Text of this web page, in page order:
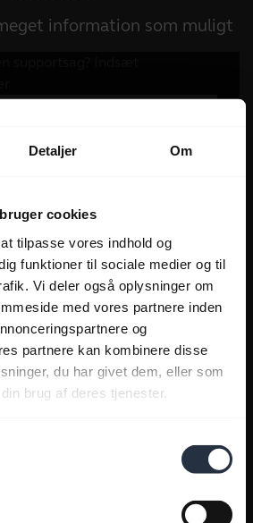
Detaljer Om
cookies
tilpasse vores indhold og
funktioner til sociale medier og til
Vi deler også oplysninger om
med vores partnere inden
og
partnere kan kombinere disse
du har givet dem, eller som
brug af deres tjenester.
information som muligt